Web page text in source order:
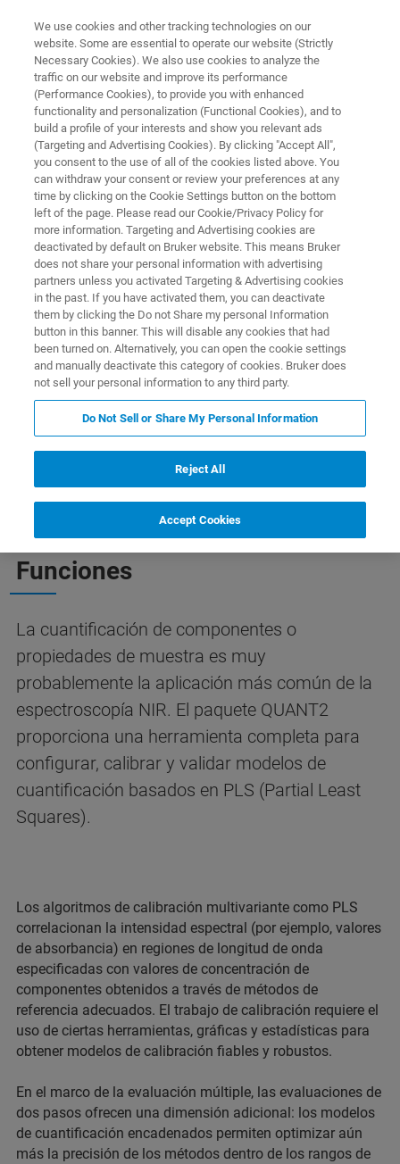
SOFTWARE DE ESPECTROSCOPIA FT-IR OPUS
Paquete OPUS: QUANT2
Características Contacto con un experto
OPUS QUANT2
Funciones
La cuantificación de componentes o
propiedades de muestra es muy
probablemente la aplicación más común de la
espectroscopía NIR. El paquete QUANT2
proporciona una herramienta completa para
configurar, calibrar y validar modelos de
cuantificación basados en PLS (Partial Least
Squares).
Los algoritmos de calibración multivariante como PLS
correlacionan la intensidad espectral (por ejemplo, valores
de absorbancia) en regiones de longitud de onda
especificadas con valores de concentración de
componentes obtenidos a través de métodos de
referencia adecuados. El trabajo de calibración requiere el
uso de ciertas herramientas, gráficas y estadísticas para
obtener modelos de calibración fiables y robustos.
En el marco de la evaluación múltiple, las evaluaciones de
dos pasos ofrecen una dimensión adicional: los modelos
de cuantificación encadenados permiten optimizar aún
más la precisión de los métodos dentro de los rangos de
We use cookies and other tracking technologies on our
website. Some are essential to operate our website (Strictly
Necessary Cookies). We also use cookies to analyze the
traffic on our website and improve its performance
(Performance Cookies), to provide you with enhanced
functionality and personalization (Functional Cookies), and to
build a profile of your interests and show you relevant ads
(Targeting and Advertising Cookies). By clicking "Accept All",
you consent to the use of all of the cookies listed above. You
can withdraw your consent or review your preferences at any
time by clicking on the Cookie Settings button on the bottom
left of the page. Please read our Cookie/Privacy Policy for
more information. Targeting and Advertising cookies are
deactivated by default on Bruker website. This means Bruker
does not share your personal information with advertising
partners unless you activated Targeting & Advertising cookies
in the past. If you have activated them, you can deactivate
them by clicking the Do not Share my personal Information
button in this banner. This will disable any cookies that had
been turned on. Alternatively, you can open the cookie settings
and manually deactivate this category of cookies. Bruker does
not sell your personal information to any third party.
Do Not Sell or Share My Personal Information
Reject All
Accept Cookies